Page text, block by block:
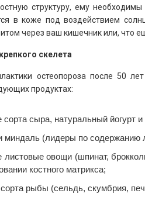
структуру, ему
в коже под воздействием
через ваш кишечник или, что
скелета
остеопороза после 50
продуктах:
сорта сыра, натуральный йогурт
миндаль (лидеры по содержанию
листовые овощи (шпинат,
костного матрикса;
рыбы (сельдь, скумбрия,